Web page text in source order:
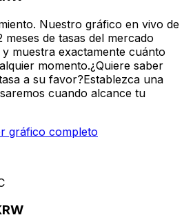
Nuestro gráfico en vivo de
meses de tasas del mercado
muestra exactamente cuánto
momento.¿Quiere saber
a su favor?Establezca una
cuando alcance tu
gráfico completo